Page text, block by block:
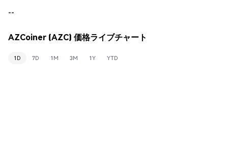
--
AZCoiner (AZC) 価格ライブチャート
1D 7D 1M 3M 1Y YTD